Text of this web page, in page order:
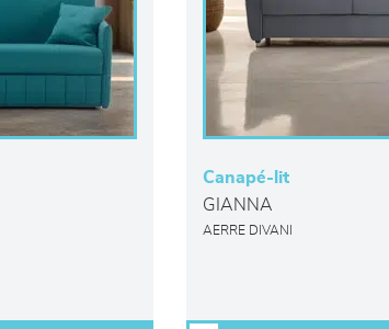
Canapé-lit
GIANNA
AERRE DIVANI